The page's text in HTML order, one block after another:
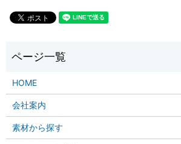
HOME
会社案内
素材から探す